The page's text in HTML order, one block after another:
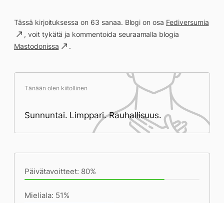
Tässä kirjoituksessa on 63 sanaa. Blogi on osa Fediversumia
, voit tykätä ja kommentoida seuraamalla blogia
Mastodonissa
.
Tänään olen kiitollinen
Sunnuntai. Limppari. Rauhallisuus.
Päivätavoitteet: 80%
Mieliala: 51%